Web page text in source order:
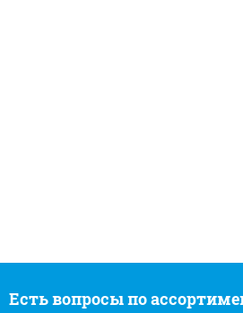
Есть вопросы по